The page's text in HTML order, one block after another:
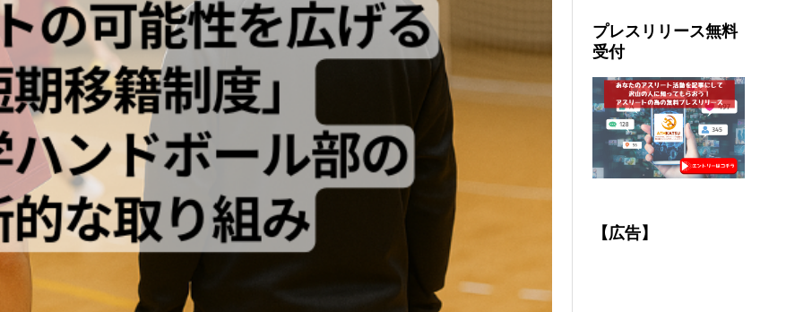
プレスリリース無料
受付
【広告】